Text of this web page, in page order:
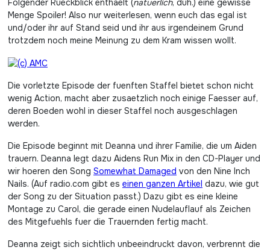
Folgender Rueckblick enthaelt (natuerlich, duh.) eine gewisse
Menge Spoiler! Also nur weiterlesen, wenn euch das egal ist
und/oder ihr auf Stand seid und ihr aus irgendeinem Grund
trotzdem noch meine Meinung zu dem Kram wissen wollt.
Die vorletzte Episode der fuenften Staffel bietet schon nicht
wenig Action, macht aber zusaetzlich noch einige Faesser auf,
deren Boeden wohl in dieser Staffel noch ausgeschlagen
werden.
Die Episode beginnt mit Deanna und ihrer Familie, die um Aiden
trauern. Deanna legt dazu Aidens Run Mix in den CD-Player und
wir hoeren den Song Somewhat Damaged von den Nine Inch
Nails. (Auf radio.com gibt es einen ganzen Artikel dazu, wie gut
der Song zu der Situation passt.) Dazu gibt es eine kleine
Montage zu Carol, die gerade einen Nudelauflauf als Zeichen
des Mitgefuehls fuer die Trauernden fertig macht.
Deanna zeigt sich sichtlich unbeeindruckt davon, verbrennt die